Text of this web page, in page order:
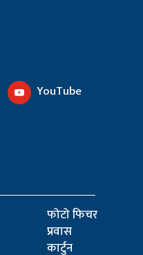
YouTube
फोटो फिचर
प्रवास
कार्टुन